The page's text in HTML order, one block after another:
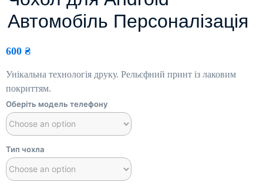
Автомобіль Персоналізація
600 ₴
Унікальна технологія друку. Рельєфний принт із лаковим
покриттям.
Оберіть модель телефону
Тип чохла